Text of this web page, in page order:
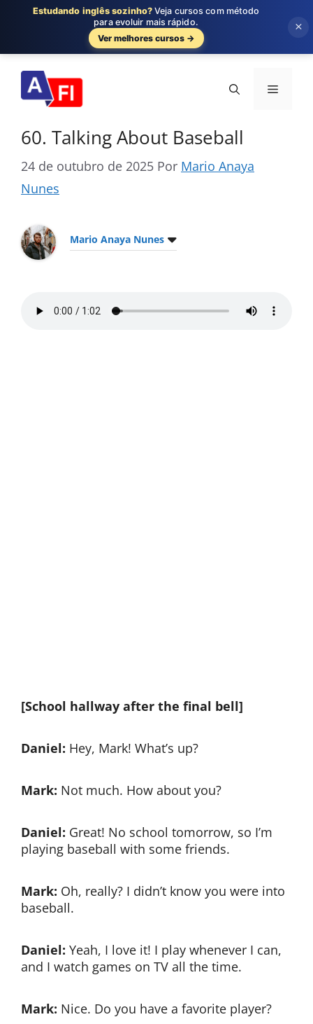
para
conteúdo
Menu
60. Talking About Baseball
24 de outubro de 2025 Por Mario Anaya
Nunes
Mario Anaya Nunes
[School hallway after the final bell]
Daniel: Hey, Mark! What’s up?
Mark: Not much. How about you?
Daniel: Great! No school tomorrow, so I’m
playing baseball with some friends.
Mark: Oh, really? I didn’t know you were into
baseball.
Daniel: Yeah, I love it! I play whenever I can,
and I watch games on TV all the time.
Mark: Nice. Do you have a favorite player?
Estudando inglês sozinho? Veja cursos com método
para evoluir mais rápido.
Ver melhores cursos →
×